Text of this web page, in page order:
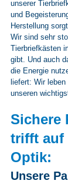
unserer
und
Herstellung
Wir sind sehr
Tierbriefkästen
gibt. Und auch
die Energie
liefert: Wir
unseren
Sichere
trifft auf
Optik:
Unsere